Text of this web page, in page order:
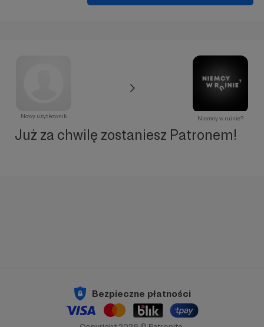
Nowy użytkownik Niemcy w ruinie?
Już za chwilę zostaniesz Patronem!
Bezpieczne płatności